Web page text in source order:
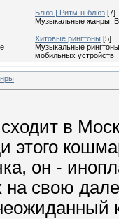
Блюз | Ритм-н-блюз [7]
Музыкальные жанры:
Хитовые рингтоны [5]
Музыкальные
мобильных устройств
в
этого
он -
свою